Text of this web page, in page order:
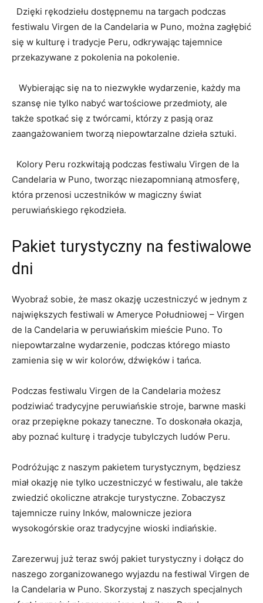
‍ ⁤ Dzięki​ rękodziełu dostępnemu na targach podczas
festiwalu Virgen de la Candelaria w Puno, można zagłębić
się w kulturę⁢ i tradycje Peru, odkrywając ⁢tajemnice
przekazywane z ‌pokolenia na pokolenie.
​ ‍ ‍ Wybierając się‍ na to⁤ niezwykłe wydarzenie, każdy⁢ ma⁤
szansę nie tylko nabyć wartościowe przedmioty, ale
także​ spotkać się z twórcami, którzy z ⁤pasją oraz
zaangażowaniem tworzą⁢ niepowtarzalne ​dzieła sztuki.
⁤ ​ Kolory Peru rozkwitają podczas festiwalu Virgen de la
Candelaria w ⁢Puno, tworząc niezapomnianą atmosferę,
która przenosi ​uczestników w magiczny świat
⁢peruwiańskiego ⁢rękodzieła.
Pakiet turystyczny na festiwalowe
dni
Wyobraź sobie, że masz okazję uczestniczyć w jednym⁤ z
największych festiwali w Ameryce ‍Południowej – Virgen
de ‌la Candelaria w peruwiańskim​ mieście Puno. To
niepowtarzalne ⁣wydarzenie, podczas którego miasto
⁢zamienia się w wir kolorów,‍ dźwięków i ‌tańca.
Podczas⁢ festiwalu ⁤Virgen de la Candelaria możesz
podziwiać ⁣tradycyjne peruwiańskie stroje, barwne‌ maski
oraz przepiękne pokazy‌ taneczne. To doskonała okazja,
⁣aby poznać⁤ kulturę i tradycje⁢ tubylczych⁢ ludów Peru.
Podróżując ​z naszym pakietem​ turystycznym, będziesz
miał okazję nie tylko uczestniczyć w festiwalu, ale​ także
zwiedzić okoliczne atrakcje turystyczne. Zobaczysz⁢
tajemnicze ruiny Inków, malownicze ⁢jeziora⁤
wysokogórskie oraz tradycyjne⁤ wioski ⁣indiańskie.
Zarezerwuj już teraz​ swój ⁣pakiet turystyczny⁢ i ‍dołącz do
naszego‌ zorganizowanego‍ wyjazdu⁣ na festiwal Virgen de
la ‍Candelaria w Puno. ⁣Skorzystaj ​z naszych⁤ specjalnych